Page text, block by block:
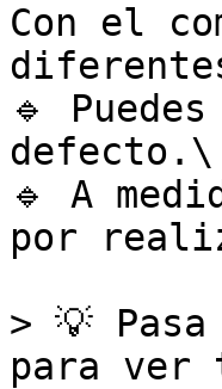
Con el
🔹
defecto.\
🔹 A
por
> 💡
para ver